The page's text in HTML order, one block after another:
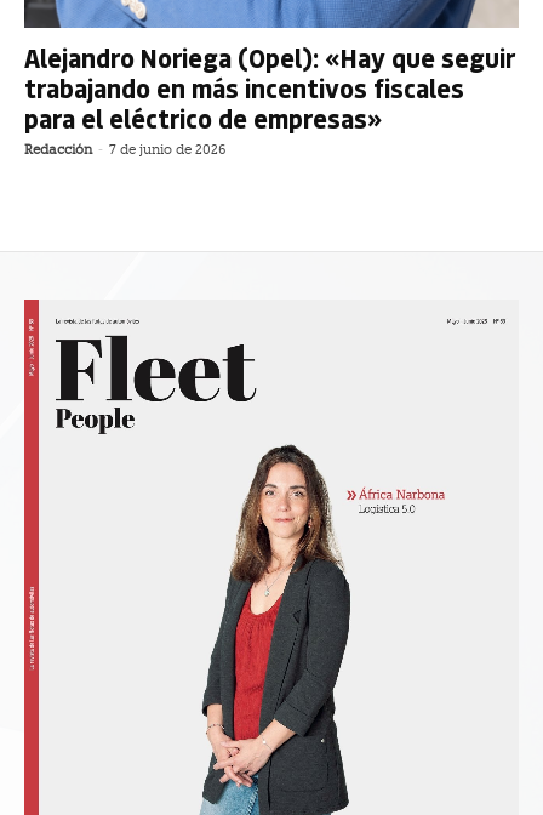
Alejandro Noriega (Opel): «Hay que seguir
trabajando en más incentivos fiscales
para el eléctrico de empresas»
Redacción - 7 de junio de 2026